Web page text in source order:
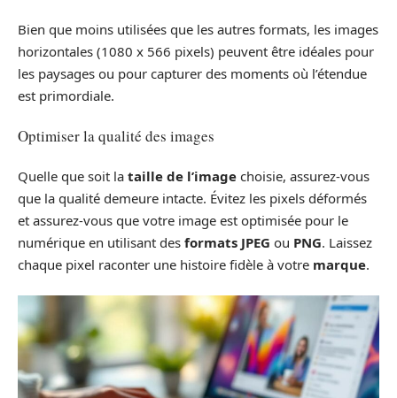
Bien que moins utilisées que les autres formats, les images
horizontales (1080 x 566 pixels) peuvent être idéales pour
les paysages ou pour capturer des moments où l’étendue
est primordiale.
Optimiser la qualité des images
Quelle que soit la taille de l’image choisie, assurez-vous
que la qualité demeure intacte. Évitez les pixels déformés
et assurez-vous que votre image est optimisée pour le
numérique en utilisant des formats JPEG ou PNG. Laissez
chaque pixel raconter une histoire fidèle à votre marque.